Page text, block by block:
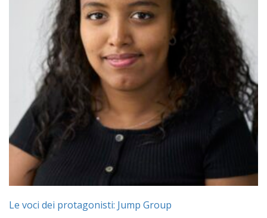
Le voci dei protagonisti: Jump Group